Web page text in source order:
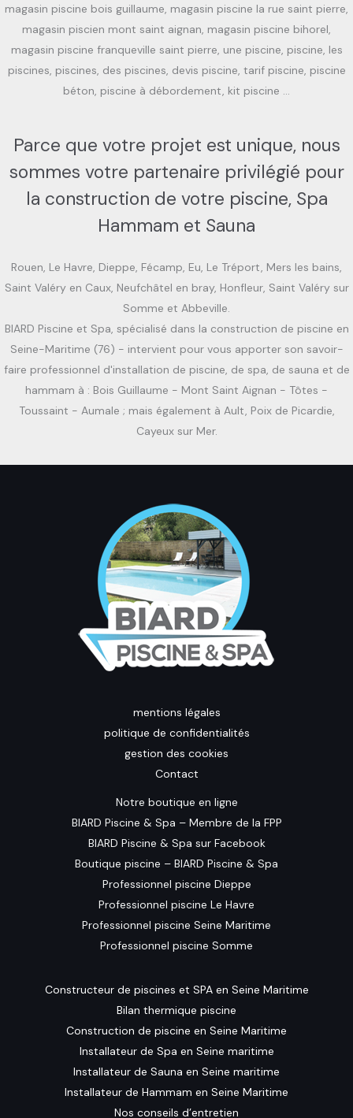
magasin piscine bois guillaume, magasin piscine la rue saint pierre,
magasin piscien mont saint aignan, magasin piscine bihorel,
magasin piscine franqueville saint pierre, une piscine, piscine, les
piscines, piscines, des piscines, devis piscine, tarif piscine, piscine
béton, piscine à débordement, kit piscine …
Parce que votre projet est unique, nous
sommes votre partenaire privilégié pour
la construction de votre piscine, Spa
Hammam et Sauna
Rouen, Le Havre, Dieppe, Fécamp, Eu, Le Tréport, Mers les bains,
Saint Valéry en Caux, Neufchâtel en bray, Honfleur, Saint Valéry sur
Somme et Abbeville.
BIARD Piscine et Spa, spécialisé dans la construction de piscine en
Seine-Maritime (76) - intervient pour vous apporter son savoir-
faire professionnel d'installation de piscine, de spa, de sauna et de
hammam à : Bois Guillaume - Mont Saint Aignan - Tôtes -
Toussaint - Aumale ; mais également à Ault, Poix de Picardie,
Cayeux sur Mer.
mentions légales
politique de confidentialités
gestion des cookies
Contact
Notre boutique en ligne
BIARD Piscine & Spa – Membre de la FPP
BIARD Piscine & Spa sur Facebook
Boutique piscine – BIARD Piscine & Spa
Professionnel piscine Dieppe
Professionnel piscine Le Havre
Professionnel piscine Seine Maritime
Professionnel piscine Somme
Constructeur de piscines et SPA en Seine Maritime
Bilan thermique piscine
Construction de piscine en Seine Maritime
Installateur de Spa en Seine maritime
Installateur de Sauna en Seine maritime
Installateur de Hammam en Seine Maritime
Nos conseils d’entretien